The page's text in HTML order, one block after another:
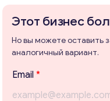
Этот бизнес
Но вы можете оставить
аналогичный вариант.
Email *